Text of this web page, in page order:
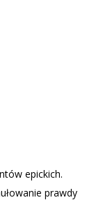
epickich.
prawdy